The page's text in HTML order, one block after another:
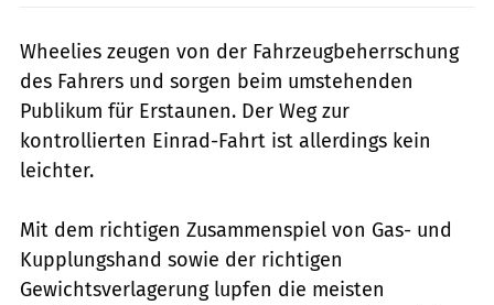
Wheelies zeugen von der Fahrzeugbeherrschung
des Fahrers und sorgen beim umstehenden
Publikum für Erstaunen. Der Weg zur
kontrollierten Einrad-Fahrt ist allerdings kein
leichter.
Mit dem richtigen Zusammenspiel von Gas- und
Kupplungshand sowie der richtigen
Gewichtsverlagerung lupfen die meisten